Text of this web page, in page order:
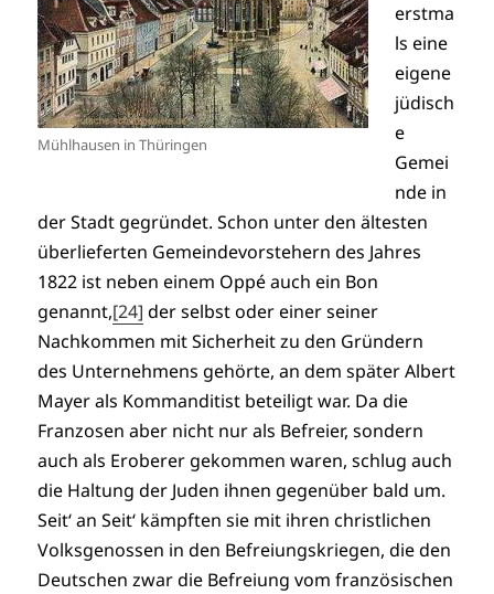
Mühlhausen in Thüringen
erstma
ls eine
eigene
jüdisch
e
Gemei
nde in
der Stadt gegründet. Schon unter den ältesten
überlieferten Gemeindevorstehern des Jahres
1822 ist neben einem Oppé auch ein Bon
genannt,[24] der selbst oder einer seiner
Nachkommen mit Sicherheit zu den Gründern
des Unternehmens gehörte, an dem später Albert
Mayer als Kommanditist beteiligt war. Da die
Franzosen aber nicht nur als Befreier, sondern
auch als Eroberer gekommen waren, schlug auch
die Haltung der Juden ihnen gegenüber bald um.
Seit‘ an Seit‘ kämpften sie mit ihren christlichen
Volksgenossen in den Befreiungskriegen, die den
Deutschen zwar die Befreiung vom französischen